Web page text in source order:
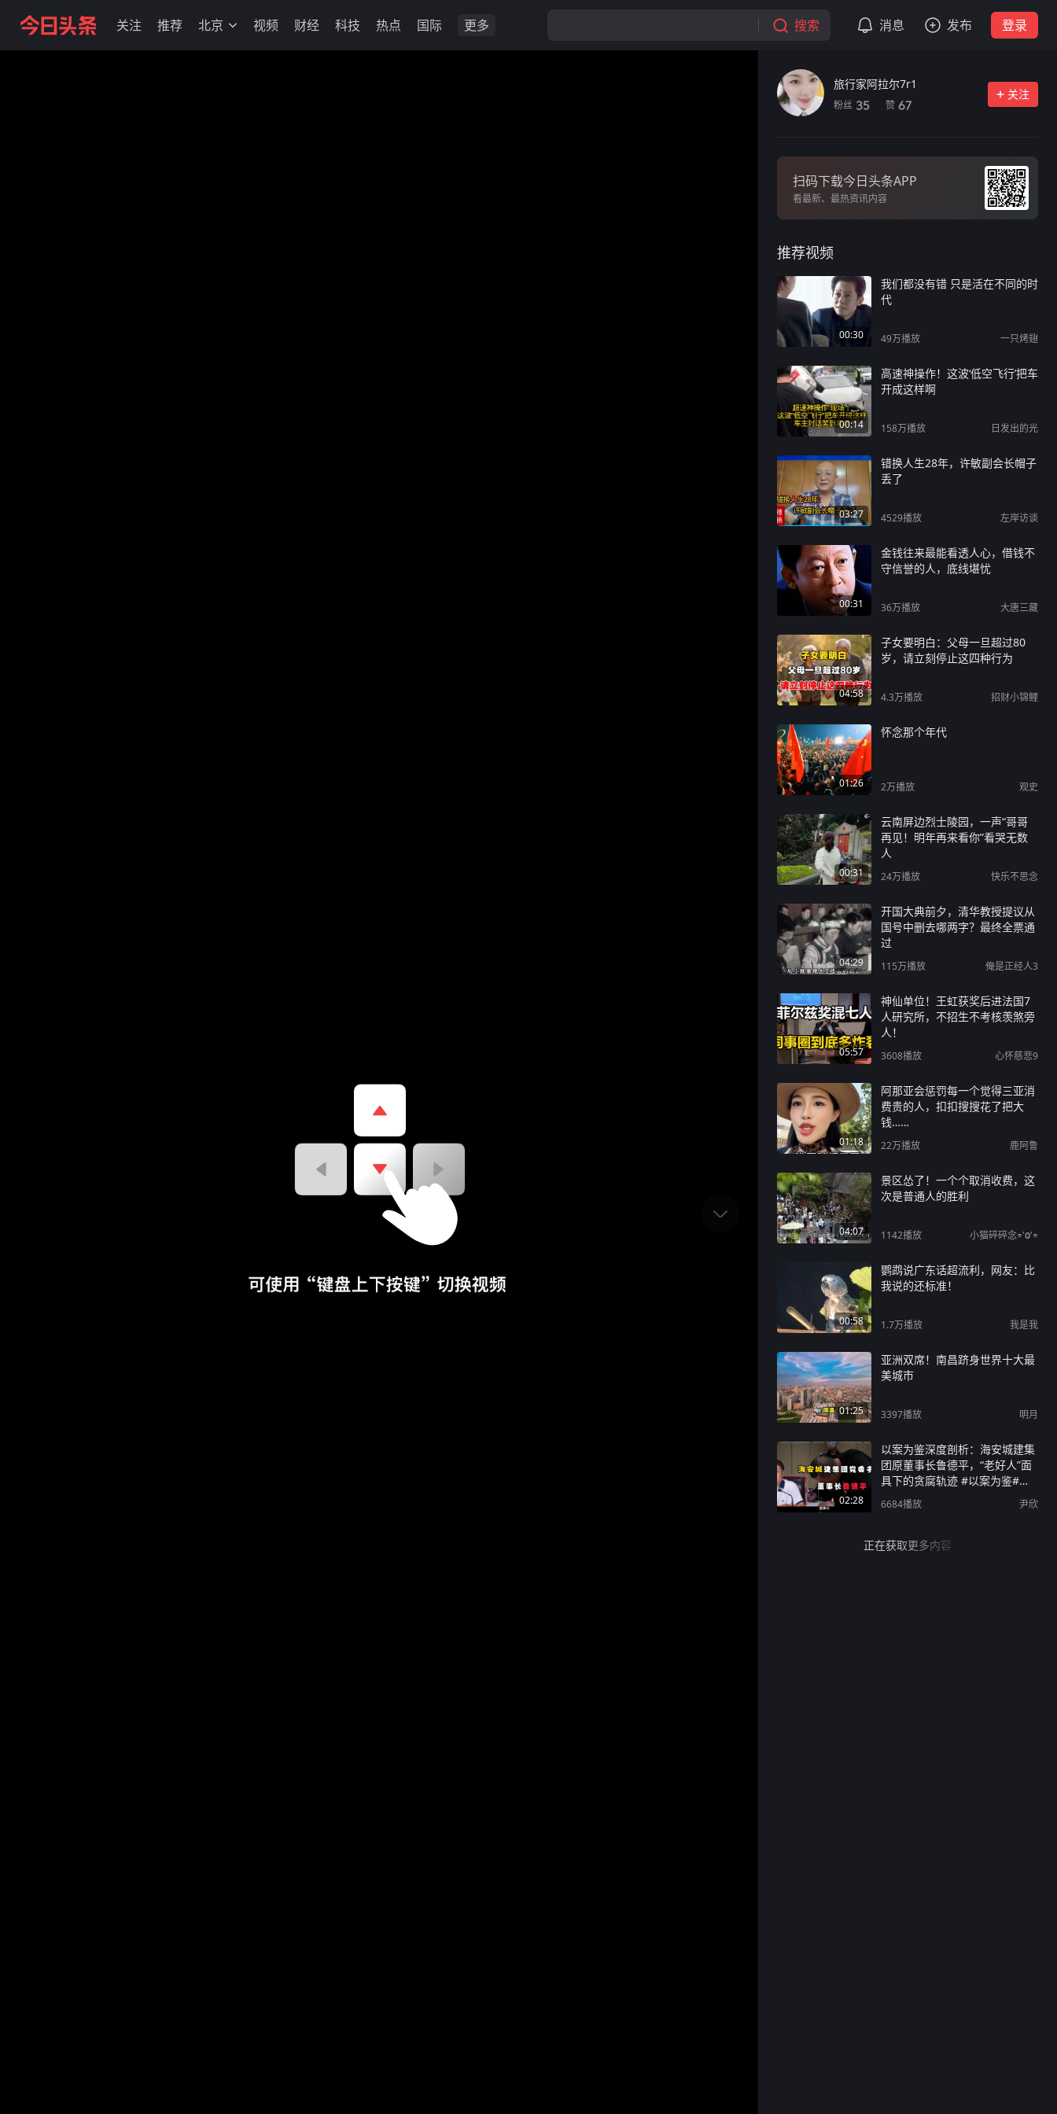
关注 推荐 北京 视频 财经 科技 热点 国际 更多 搜索 消息 发布 登录
旅行家阿拉尔7r1
粉丝 35 赞 67
关注
扫码下载今日头条APP
看最新、最热资讯内容
推荐视频
00:30
我们都没有错 只是活在不同的时
代
49万播放 一只烤翅
00:14
高速神操作！这波‘低空飞行’把车
开成这样啊
158万播放 日发出的光
03:27
错换人生28年，许敏副会长帽子
丢了
4529播放 左岸访谈
00:31
金钱往来最能看透人心，借钱不
守信誉的人，底线堪忧
36万播放 大唐三藏
04:58
子女要明白：父母一旦超过80
岁，请立刻停止这四种行为
4.3万播放 招财小锦鲤
01:26
怀念那个年代
2万播放 观史
00:31
云南屏边烈士陵园，一声“哥哥
再见！明年再来看你”看哭无数
人
24万播放 快乐不思念
04:29
开国大典前夕，清华教授提议从
国号中删去哪两字？最终全票通
过
115万播放 俺是正经人3
05:57
神仙单位！王虹获奖后进法国7
人研究所，不招生不考核羡煞旁
人！
3608播放 心怀慈悲9
01:18
阿那亚会惩罚每一个觉得三亚消
费贵的人，扣扣搜搜花了把大
钱……
22万播放 鹿阿鲁
04:07
景区怂了！一个个取消收费，这
次是普通人的胜利
1142播放 小猫碎碎念⌯'Ⱉ'⌯
00:58
鹦鹉说广东话超流利，网友：比
我说的还标准！
1.7万播放 我是我
01:25
亚洲双席！南昌跻身世界十大最
美城市
3397播放 明月
02:28
以案为鉴深度剖析：海安城建集
团原董事长鲁德平，“老好人”面
具下的贪腐轨迹 #以案为鉴#反
腐倡廉#警钟长鸣#剖析贪腐轨迹
#廉政警示教育#以案促改
6684播放 尹欣
正在获取更多内容